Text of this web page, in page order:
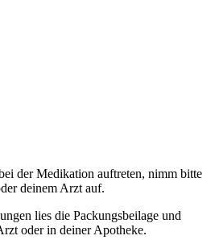
der Medikation auftreten, nimm bitte
deinem Arzt auf.
lies die Packungsbeilage und
oder in deiner Apotheke.